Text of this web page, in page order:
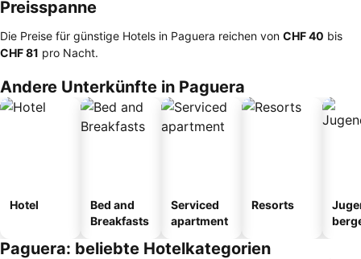
Preisspanne
Die Preise für günstige Hotels in Paguera reichen von ‎CHF 40 bis
‎CHF 81 pro Nacht.
Andere Unterkünfte in Paguera
Hotel
Bed and
Breakfasts
Serviced
apartment
Resorts
Paguera: beliebte Hotelkategorien